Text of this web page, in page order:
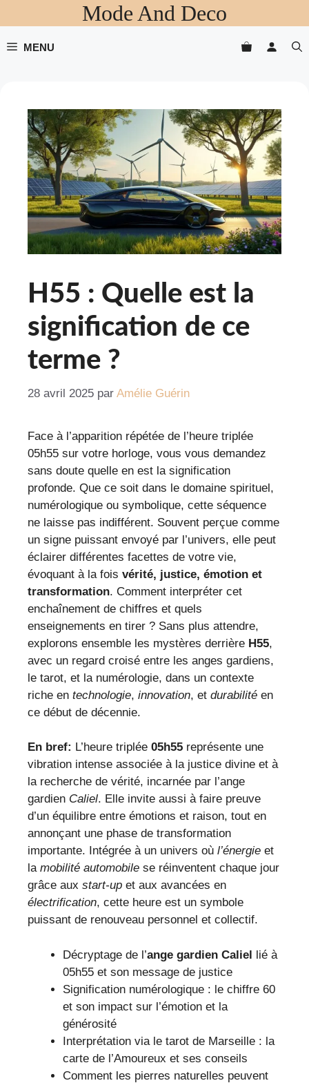
au
contenu
Mode And Deco
MENU
H55 : Quelle est la
signification de ce
terme ?
28 avril 2025 par Amélie Guérin
Face à l’apparition répétée de l’heure triplée
05h55 sur votre horloge, vous vous demandez
sans doute quelle en est la signification
profonde. Que ce soit dans le domaine spirituel,
numérologique ou symbolique, cette séquence
ne laisse pas indifférent. Souvent perçue comme
un signe puissant envoyé par l’univers, elle peut
éclairer différentes facettes de votre vie,
évoquant à la fois vérité, justice, émotion et
transformation. Comment interpréter cet
enchaînement de chiffres et quels
enseignements en tirer ? Sans plus attendre,
explorons ensemble les mystères derrière H55,
avec un regard croisé entre les anges gardiens,
le tarot, et la numérologie, dans un contexte
riche en technologie, innovation, et durabilité en
ce début de décennie.
En bref: L’heure triplée 05h55 représente une
vibration intense associée à la justice divine et à
la recherche de vérité, incarnée par l’ange
gardien Caliel. Elle invite aussi à faire preuve
d’un équilibre entre émotions et raison, tout en
annonçant une phase de transformation
importante. Intégrée à un univers où l’énergie et
la mobilité automobile se réinventent chaque jour
grâce aux start-up et aux avancées en
électrification, cette heure est un symbole
puissant de renouveau personnel et collectif.
Décryptage de l’ange gardien Caliel lié à
05h55 et son message de justice
Signification numérologique : le chiffre 60
et son impact sur l’émotion et la
générosité
Interprétation via le tarot de Marseille : la
carte de l’Amoureux et ses conseils
Comment les pierres naturelles peuvent